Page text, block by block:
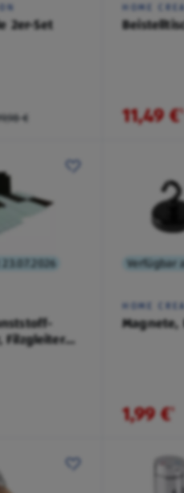
2er-Set
€
HOME
11,49 €¹
Filzgleiter
Verfügbar
HOME
Magnete,
1,99 €¹